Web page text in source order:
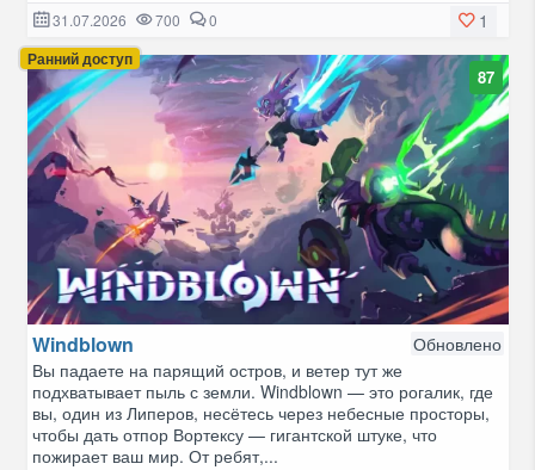
1
31.07.2026 700 0
Ранний доступ
87
Windblown
Обновлено
Вы падаете на парящий остров, и ветер тут же
подхватывает пыль с земли. Windblown — это рогалик, где
вы, один из Липеров, несётесь через небесные просторы,
чтобы дать отпор Вортексу — гигантской штуке, что
пожирает ваш мир. От ребят,...